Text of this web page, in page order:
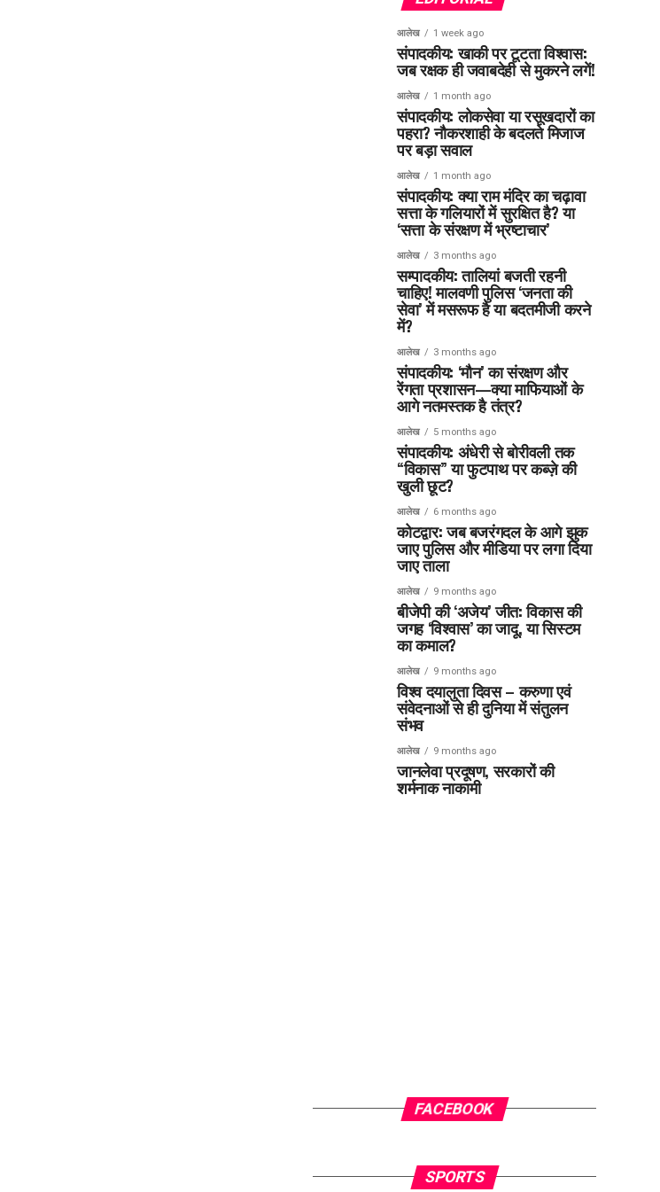
आलेख 1 week ago
संपादकीय: खाकी पर टूटता विश्वास:
जब रक्षक ही जवाबदेही से मुकरने लगें!
आलेख 1 month ago
संपादकीय: लोकसेवा या रसूखदारों का
पहरा? नौकरशाही के बदलते मिजाज
पर बड़ा सवाल
आलेख 1 month ago
संपादकीय: क्या राम मंदिर का चढ़ावा
सत्ता के गलियारों में सुरक्षित है? या
‘सत्ता के संरक्षण में भ्रष्टाचार’
आलेख 3 months ago
सम्पादकीय: तालियां बजती रहनी
चाहिए! मालवणी पुलिस ‘जनता की
सेवा’ में मसरूफ है या बदतमीजी करने
में?
आलेख 3 months ago
संपादकीय: ‘मौन’ का संरक्षण और
रेंगता प्रशासन—क्या माफियाओं के
आगे नतमस्तक है तंत्र?
आलेख 5 months ago
संपादकीय: अंधेरी से बोरीवली तक
“विकास” या फुटपाथ पर कब्ज़े की
खुली छूट?
आलेख 6 months ago
कोटद्वार: जब बजरंगदल के आगे झुक
जाए पुलिस और मीडिया पर लगा दिया
जाए ताला
आलेख 9 months ago
बीजेपी की ‘अजेय’ जीत: विकास की
जगह ‘विश्वास’ का जादू, या सिस्टम
का कमाल?
आलेख 9 months ago
विश्व दयालुता दिवस – करुणा एवं
संवेदनाओं से ही दुनिया में संतुलन
संभव
आलेख 9 months ago
जानलेवा प्रदूषण, सरकारों की
शर्मनाक नाकामी
FACEBOOK
SPORTS